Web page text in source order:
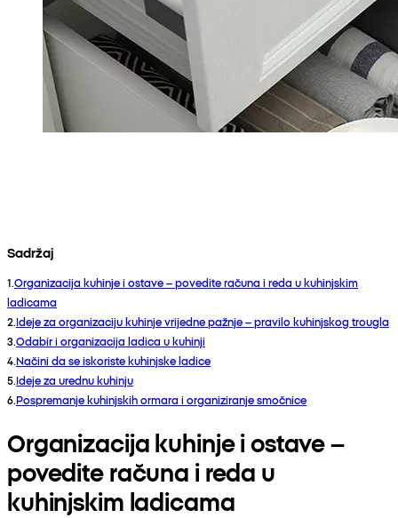
Sadržaj
1.Organizacija kuhinje i ostave – povedite računa i reda u kuhinjskim
ladicama
2.Ideje za organizaciju kuhinje vrijedne pažnje – pravilo kuhinjskog trougla
3.Odabir i organizacija ladica u kuhinji
4.Načini da se iskoriste kuhinjske ladice
5.Ideje za urednu kuhinju
6.Pospremanje kuhinjskih ormara i organiziranje smočnice
Organizacija kuhinje i ostave –
povedite računa i reda u
kuhinjskim ladicama